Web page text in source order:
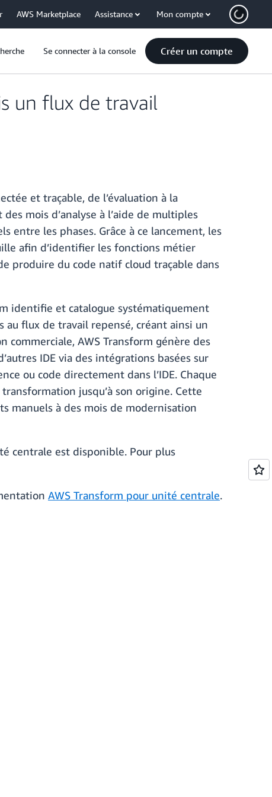
AWS Marketplace Assistance Mon compte
Se connecter à la console Créer un compte
un flux de travail
et traçable, de l’évaluation à la
mois d’analyse à l’aide de multiples
entre les phases. Grâce à ce lancement, les
afin d’identifier les fonctions métier
produire du code natif cloud traçable dans
identifie et catalogue systématiquement
flux de travail repensé, créant ainsi un
AWS Transform génère des
IDE via des intégrations basées sur
ou code directement dans l’IDE. Chaque
jusqu’à son origine. Cette
manuels à des mois de modernisation
centrale est disponible. Pour plus
AWS Transform pour unité centrale.